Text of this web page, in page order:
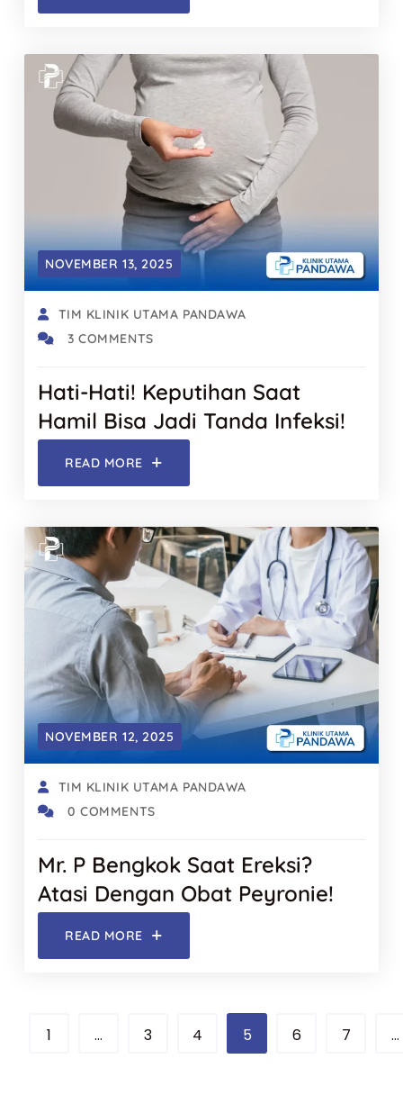
NOVEMBER 13, 2025
TIM KLINIK UTAMA PANDAWA
3 COMMENTS
Hati-Hati! Keputihan Saat
Hamil Bisa Jadi Tanda Infeksi!
READ MORE
NOVEMBER 12, 2025
TIM KLINIK UTAMA PANDAWA
0 COMMENTS
Mr. P Bengkok Saat Ereksi?
Atasi Dengan Obat Peyronie!
READ MORE
1 … 3 4 5 6 7 …